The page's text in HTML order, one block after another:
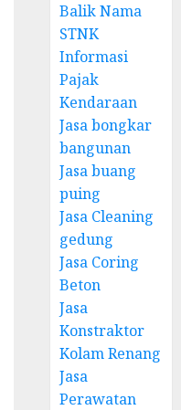
Balik Nama
STNK
Informasi
Pajak
Kendaraan
Jasa bongkar
bangunan
Jasa buang
puing
Jasa Cleaning
gedung
Jasa Coring
Beton
Jasa
Konstraktor
Kolam Renang
Jasa
Perawatan